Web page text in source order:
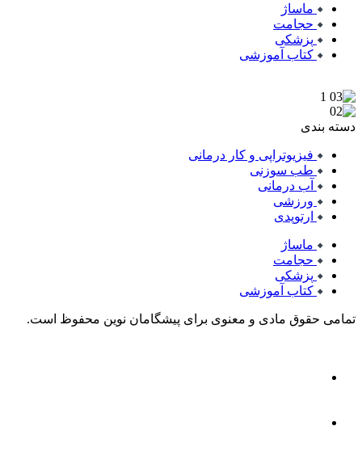
ماساژ
حجامت
پزشکی
کتاب آموزشی
دسته بندی
فیزیوتراپی و کار درمانی
طب سوزنی
آب درمانی
ورزشی
ارتوپدی
ماساژ
حجامت
پزشکی
کتاب آموزشی
تمامی حقوق مادی و معنوی برای پیشگامان نوین محفوظ است.